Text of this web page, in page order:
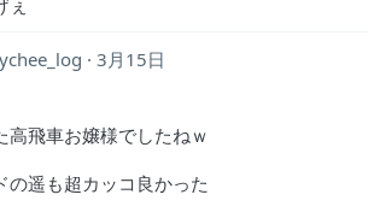
3月15日
高飛車お嬢様でしたねｗ
の遥も超カッコ良かった